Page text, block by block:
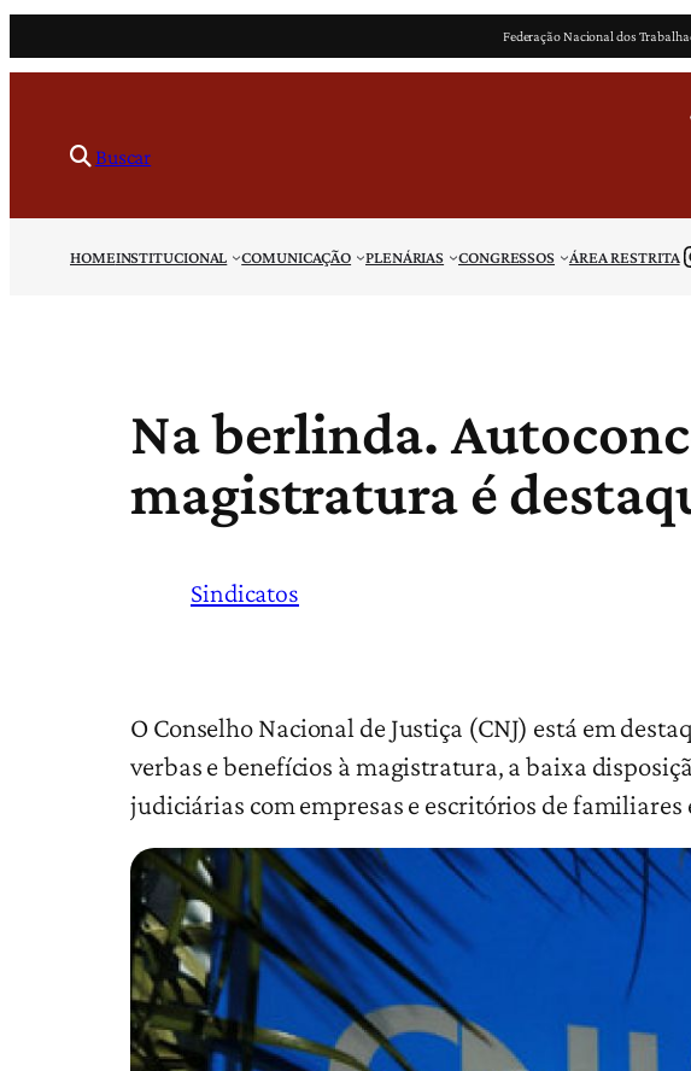
para
conteúdo
Federação Nacional dos
Buscar
HOMEINSTITUCIONAL COMUNICAÇÃO PLENÁRIAS CONGRESSOS ÁREA RESTRITA
Na berlinda.
magistratura é
Sindicatos
O Conselho Nacional de Justiça (CNJ) está em
verbas e benefícios à magistratura, a baixa
judiciárias com empresas e escritórios de